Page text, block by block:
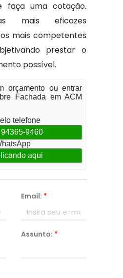
faça uma cotação.
mais eficazes
mais competentes
prestar o
possível.
orçamento ou entrar
Fachada em ACM
telefone
94365-9460
aqui
Email: *
Assunto: *